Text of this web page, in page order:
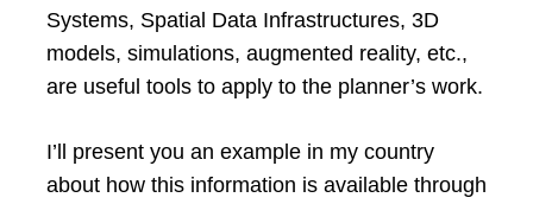
Systems, Spatial Data Infrastructures, 3D
models, simulations, augmented reality, etc.,
are useful tools to apply to the planner’s work.
I’ll present you an example in my country
about how this information is available through